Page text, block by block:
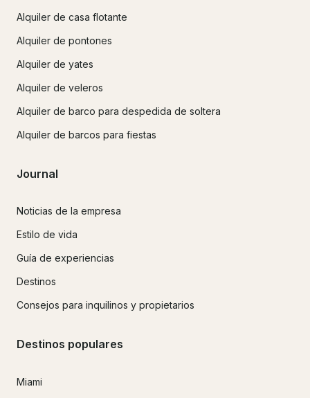
Alquiler de casa flotante
Alquiler de pontones
Alquiler de yates
Alquiler de veleros
Alquiler de barco para despedida de soltera
Alquiler de barcos para fiestas
Journal
Noticias de la empresa
Estilo de vida
Guía de experiencias
Destinos
Consejos para inquilinos y propietarios
Destinos populares
Miami